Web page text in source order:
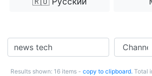
Results shown: 16 items - copy to clipboard.Total